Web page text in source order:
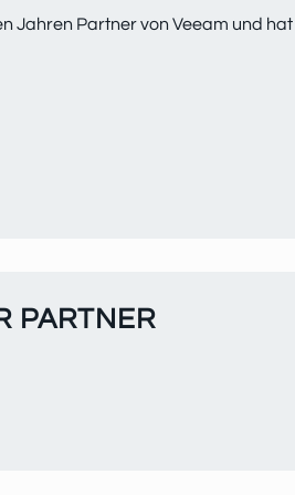
Jahren Partner von Veeam und
PARTNER